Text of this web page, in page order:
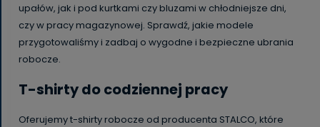
upałów, jak i pod kurtkami czy bluzami w chłodniejsze dni,
czy w pracy magazynowej. Sprawdź, jakie modele
przygotowaliśmy i zadbaj o wygodne i bezpieczne ubrania
robocze.
T-shirty do codziennej pracy
Oferujemy t-shirty robocze od producenta STALCO, które